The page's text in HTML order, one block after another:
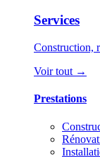
Services
Construction,
Voir tout →
Prestations